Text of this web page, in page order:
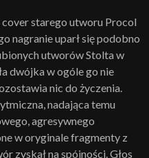
starego utworu Procol
nagranie uparł się podobno
utworów Stolta w
dwójka w ogóle go nie
nic do życzenia.
nadająca temu
agresywnego
w oryginale fragmenty z
zyskał na spójności. Głos